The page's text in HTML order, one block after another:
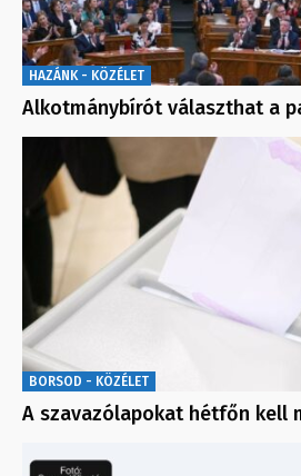
HAZÁNK - KÖZÉLET
Alkotmánybírót választhat a
BORSOD - KÖZÉLET
A szavazólapokat hétfőn kell